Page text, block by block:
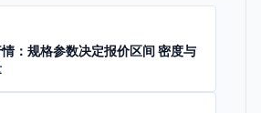
：规格参数决定报价区间 密度与